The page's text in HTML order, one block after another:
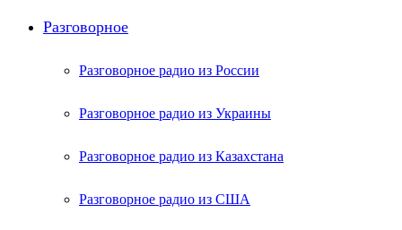
Разговорное
Разговорное радио из России
Разговорное радио из Украины
Разговорное радио из Казахстана
Разговорное радио из США